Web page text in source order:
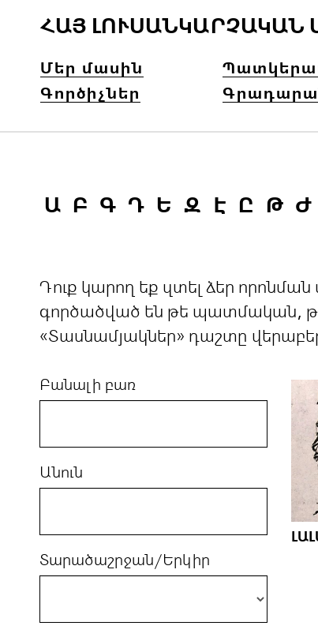
ՀԱՅ
Մեր մասին
Գործիչներ
Ա Բ Գ Դ Ե Զ Է Ը Թ Ժ
Դուք կարող եք զտել ձեր
գործածված են թե պատմական,
«Տասնամյակներ» դաշտը
Բանալի բառ
Անուն
Տարածաշրջան/Երկիր